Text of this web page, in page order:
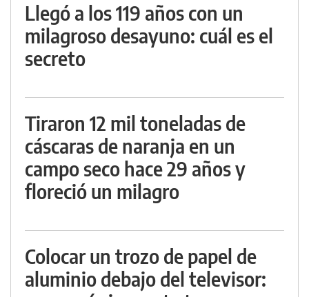
Llegó a los 119 años con un
milagroso desayuno: cuál es el
secreto
Tiraron 12 mil toneladas de
cáscaras de naranja en un
campo seco hace 29 años y
floreció un milagro
Colocar un trozo de papel de
aluminio debajo del televisor: